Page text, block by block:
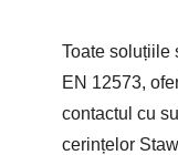
Toate soluțiile
EN 12573,
contactul cu
cerințelor